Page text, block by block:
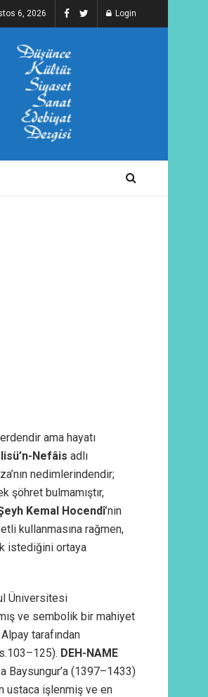
6, 2026 Login
ama hayatı
Nefâis adlı
nedimlerindendir;
şöhret bulmamıştır,
Kemal Hocendî’nin
kullanmasına rağmen,
istediğini ortaya
Üniversitesi
ve sembolik bir mahiyet
tarafından
DEH-NAME
Baysungur’a (1397–1433)
ustaca işlenmiş ve en